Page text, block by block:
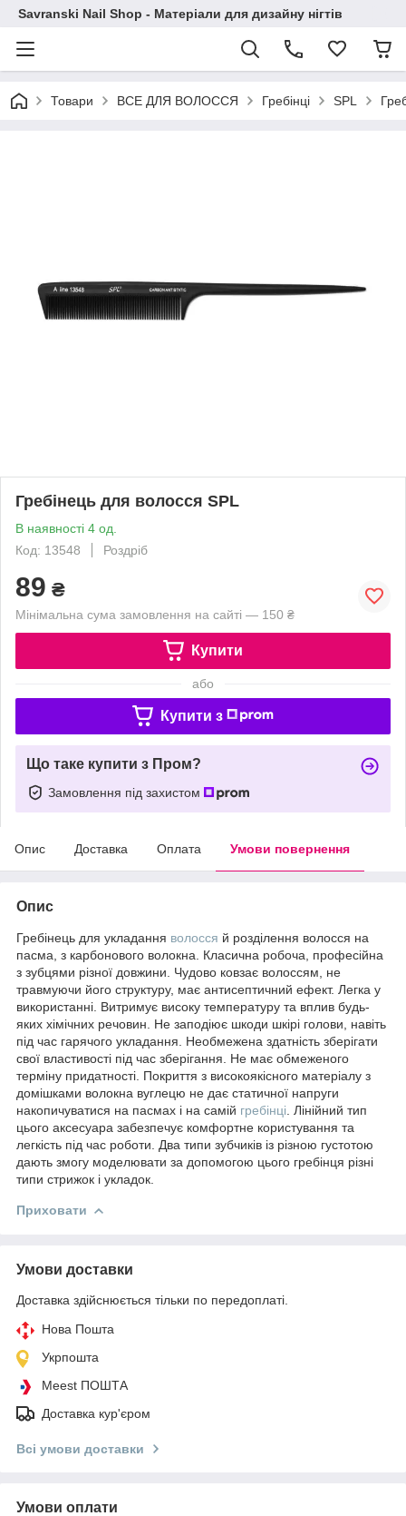
Savranski Nail Shop - Матеріали для дизайну нігтів
Товари ВСЕ ДЛЯ ВОЛОССЯ Гребінці SPL
Гребінець для волосся SPL
В наявності 4 од.
Код: 13548
Роздріб
89 ₴
Мінімальна сума замовлення на сайті — 150 ₴
Купити
або
Купити з
Що таке купити з Пром?
Замовлення під захистом
Опис Доставка Оплата Умови повернення
Опис
Гребінець для укладання волосся й розділення волосся на
пасма, з карбонового волокна. Класична робоча, професійна
з зубцями різної довжини. Чудово ковзає волоссям, не
травмуючи його структуру, має антисептичний ефект. Легка у
використанні. Витримує високу температуру та вплив будь-
яких хімічних речовин. Не заподіює шкоди шкірі голови, навіть
під час гарячого укладання. Необмежена здатність зберігати
свої властивості під час зберігання. Не має обмеженого
терміну придатності. Покриття з високоякісного матеріалу з
домішками волокна вуглецю не дає статичної напруги
накопичуватися на пасмах і на самій гребінці . Лінійний тип
цього аксесуара забезпечує комфортне користування та
легкість під час роботи. Два типи зубчиків із різною густотою
дають змогу моделювати за допомогою цього гребінця різні
типи стрижок і укладок.
Приховати
Умови доставки
Доставка здійснюється тільки по передоплаті.
Нова Пошта
Укрпошта
Meest ПОШТА
Доставка кур'єром
Всі умови доставки
Умови оплати